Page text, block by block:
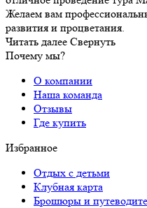
Желаем вам
развития и процветания.
Читать далее Свернуть
Почему мы?
О компании
Наша команда
Отзывы
Где купить
Избранное
Отдых с детьми
Клубная карта
Брошюры и